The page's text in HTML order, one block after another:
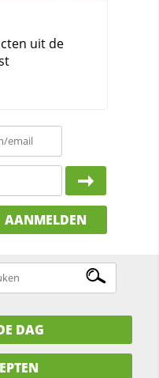
AANMELDEN
DAG